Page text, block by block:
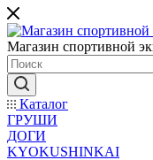
Магазин спортивной
Каталог
ГРУШИ
ДОГИ
KYOKUSHINKAI